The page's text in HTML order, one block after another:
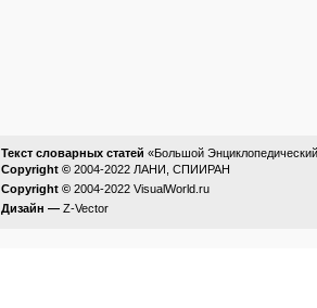
Текст словарных статей «Большой
Copyright © 2004-2022 ЛАНИ, СПИИРАН
Copyright © 2004-2022 VisualWorld.ru
Дизайн — Z-Vector